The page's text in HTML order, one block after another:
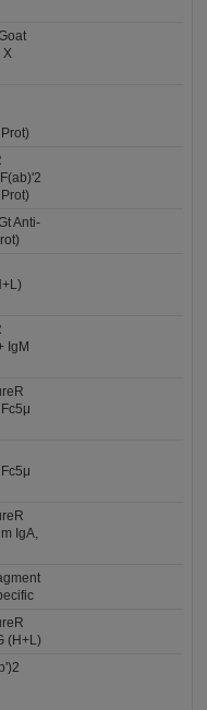
X
Anti-
IgM
IgA,
(H+L)